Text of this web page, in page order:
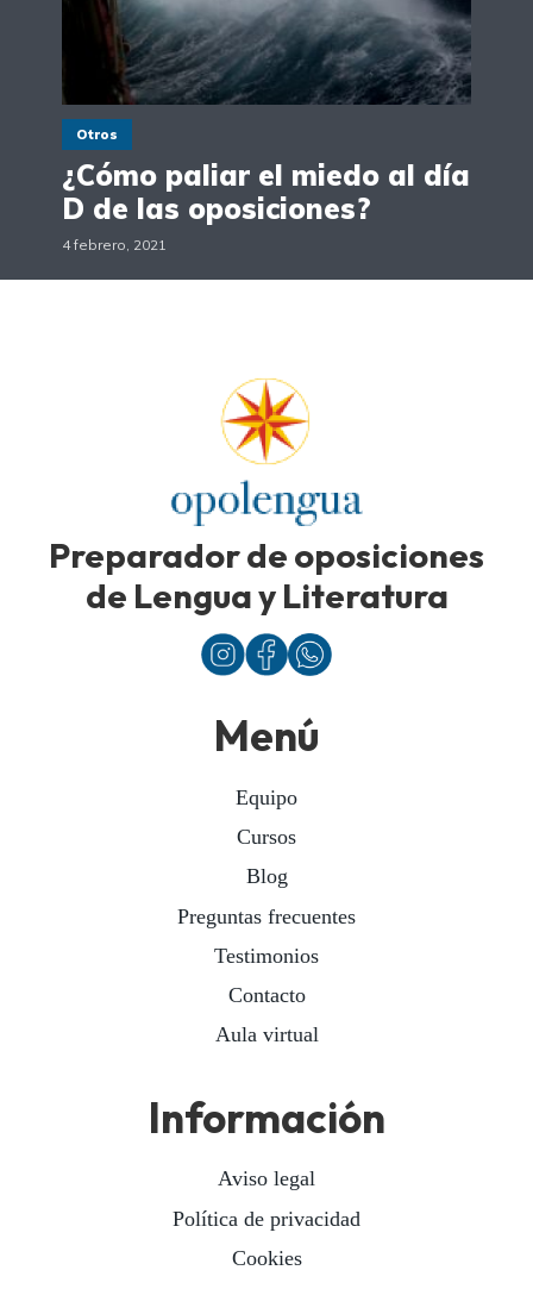
Otros
¿Cómo paliar el miedo al día
D de las oposiciones?
4 febrero, 2021
Preparador de oposiciones
de Lengua y Literatura
Menú
Equipo
Cursos
Blog
Preguntas frecuentes
Testimonios
Contacto
Aula virtual
Información
Aviso legal
Política de privacidad
Cookies